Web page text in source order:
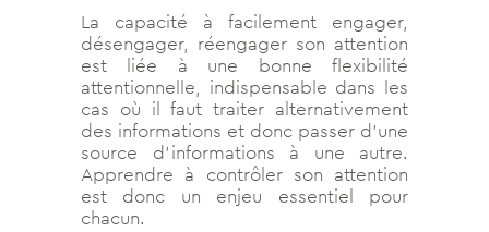
La capacité à facilement engager,
désengager, réengager son attention
est liée à une bonne flexibilité
attentionnelle, indispensable dans les
cas où il faut traiter alternativement
des informations et donc passer d’une
source d’informations à une autre.
Apprendre à contrôler son attention
est donc un enjeu essentiel pour
chacun.